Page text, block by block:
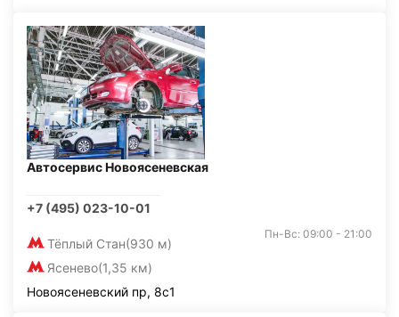
Автосервис Новоясеневская
+7 (495) 023-10-01
Тёплый Стан(930 м)
Ясенево(1,35 км)
Пн-Вс: 09:00 - 21:00
Новоясеневский пр, 8с1